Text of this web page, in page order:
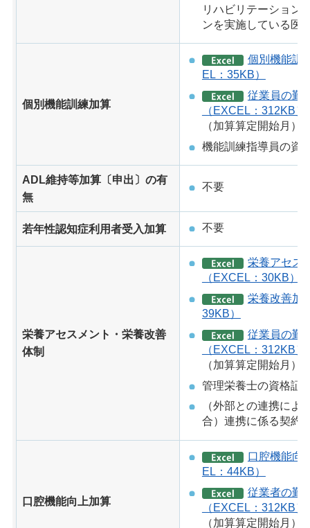
リハビリテーション
ンを実施している医
個別機能訓練加算
個別機能訓
EL：35KB）
従業員の勤
（EXCEL：312KB）
（加算算定開始月）
機能訓練指導員の資
ADL維持等加算〔申出〕の有
無
不要
若年性認知症利用者受入加算 不要
栄養アセスメント・栄養改善
体制
栄養アセス
（EXCEL：30KB）
栄養改善加
39KB）
従業員の勤
（EXCEL：312KB）
（加算算定開始月）
管理栄養士の資格証
（外部との連携によ
合）連携に係る契約
口腔機能向上加算
口腔機能向
EL：44KB）
従業者の勤
（EXCEL：312KB）
（加算算定開始月）